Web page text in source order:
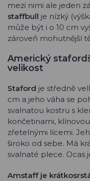
mezi nimi ale jeden
staffbull je nízký
může být i o 10 cm
zároveň mohutnější
Americký
velikost
Staford je středně
cm a jeho váha se
svalnatou kostru s
končetinami,
zřetelnými lícemi.
široko od sebe. Má
svalnaté plece. Ocas
Amstaff je